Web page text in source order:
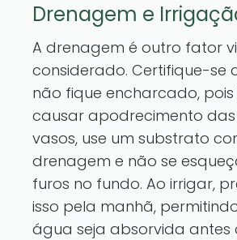
Drenagem e
A drenagem é outro fator
considerado. Certifique-se
não fique encharcado,
causar apodrecimento das
vasos, use um substrato
drenagem e não se
furos no fundo. Ao irrigar,
isso pela manhã,
água seja absorvida antes